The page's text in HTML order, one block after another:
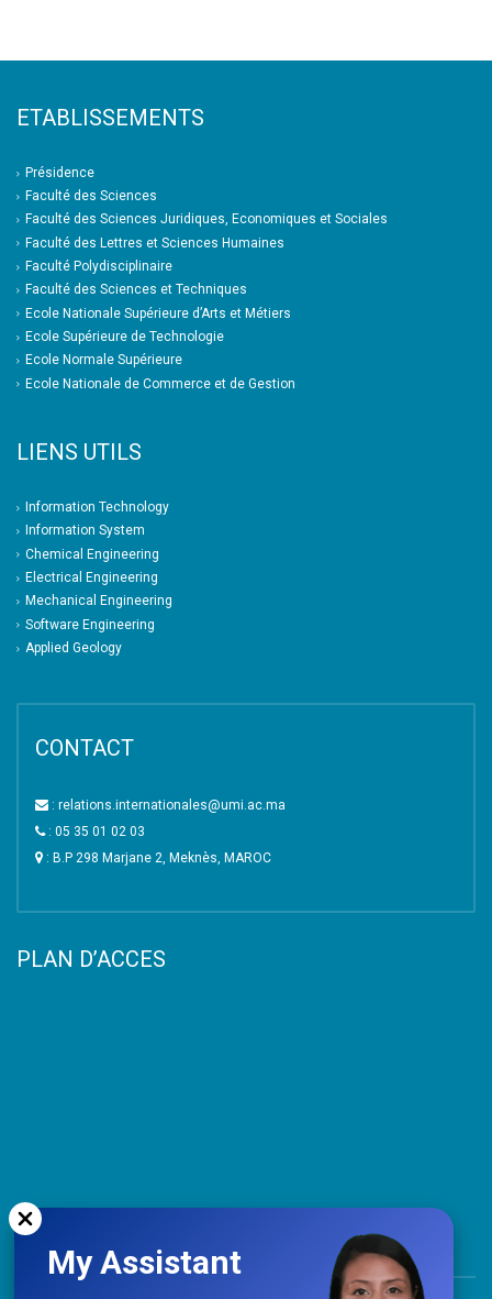
ETABLISSEMENTS
Présidence
Faculté des Sciences
Faculté des Sciences Juridiques, Economiques et Sociales
Faculté des Lettres et Sciences Humaines
Faculté Polydisciplinaire
Faculté des Sciences et Techniques
Ecole Nationale Supérieure d’Arts et Métiers
Ecole Supérieure de Technologie
Ecole Normale Supérieure
Ecole Nationale de Commerce et de Gestion
LIENS UTILS
Information Technology
Information System
Chemical Engineering
Electrical Engineering
Mechanical Engineering
Software Engineering
Applied Geology
CONTACT
: relations.internationales@umi.ac.ma
: 05 35 01 02 03
: B.P 298 Marjane 2, Meknès, MAROC
PLAN D’ACCES
TOP
My Assistant